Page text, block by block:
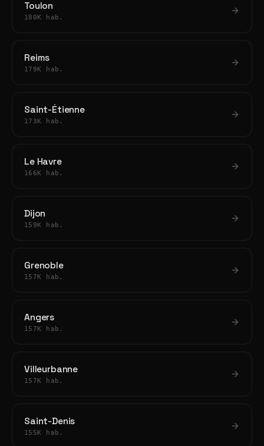
Toulon
180K hab.
Reims
179K hab.
Saint-Étienne
173K hab.
Le Havre
166K hab.
Dijon
159K hab.
Grenoble
157K hab.
Angers
157K hab.
Villeurbanne
157K hab.
Saint-Denis
155K hab.